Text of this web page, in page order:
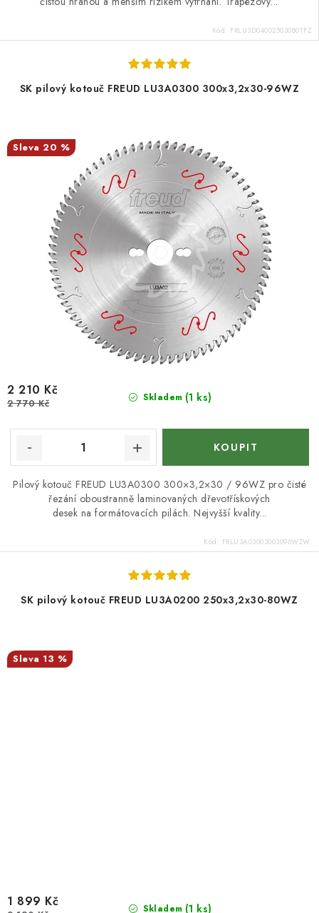
Kód: FRLU3D04002503080TFZ
SK pilový kotouč FREUD LU3A0300 300x3,2x30-96WZ
20 %
Skladem (1 ks)
2 210 Kč
2 770 Kč
Pilový kotouč FREUD LU3A0300 300×3,2×30 / 96WZ pro čisté
řezání oboustranně laminovaných dřevotřískových
desek na formátovacích pilách. Nejvyšší kvality...
Kód: FRLU3A03003003096WZW.
SK pilový kotouč FREUD LU3A0200 250x3,2x30-80WZ
13 %
Skladem (1 ks)
1 899 Kč